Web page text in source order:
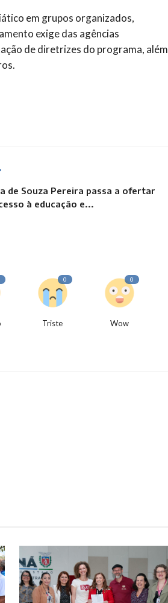
em grupos organizados,
exige das agências
de diretrizes do programa, além
de Souza Pereira passa a ofertar
à educação e...
0
Triste
0
Wow